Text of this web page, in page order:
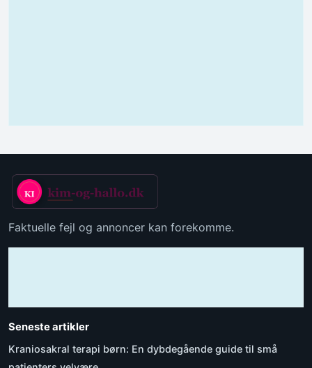
Faktuelle fejl og annoncer kan forekomme.
Seneste artikler
Kraniosakral terapi børn: En dybdegående guide til små